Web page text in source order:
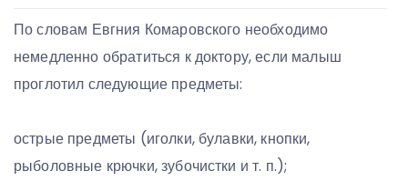
По словам Евгния Комаровского необходимо
немедленно обратиться к доктору, если малыш
проглотил следующие предметы:
острые предметы (иголки, булавки, кнопки,
рыболовные крючки, зубочистки и т. п.);⁣